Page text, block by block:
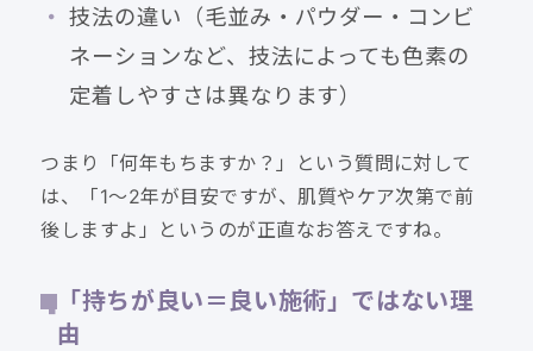
技法の違い（毛並み・パウダー・コンビ
ネーションなど、技法によっても色素の
定着しやすさは異なります）
つまり「何年もちますか？」という質問に対して
は、「1〜2年が目安ですが、肌質やケア次第で前
後しますよ」というのが正直なお答えですね。
「持ちが良い＝良い施術」ではない理
由